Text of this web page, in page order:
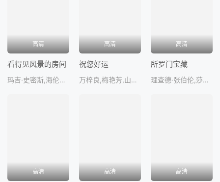
高清
看得见风景的房间
玛吉·史密斯,海伦娜·伯翰·卡特,丹霍姆·艾略特,朱利安·山德斯,西蒙·卡
高清
祝您好运
万梓良,梅艳芳,山怪,袁祥仁,袁日
高清
所罗门宝藏
理查德·张伯伦,莎朗·斯通,赫伯特·罗姆,约翰·瑞斯-戴维斯,肯·甘
高清 高清 高清